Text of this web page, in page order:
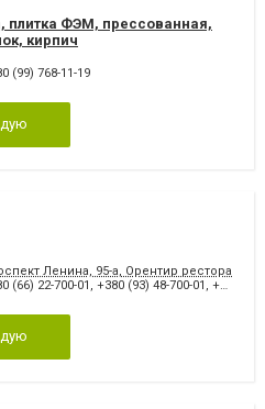
плитка ФЭМ, прессованная,
кирпич
(99) 768-11-19
Ленина, 95-а, Орентир ресторан
(66) 22-700-01 , +380 (93) 48-700-01 , +380 (98) 03-700-01